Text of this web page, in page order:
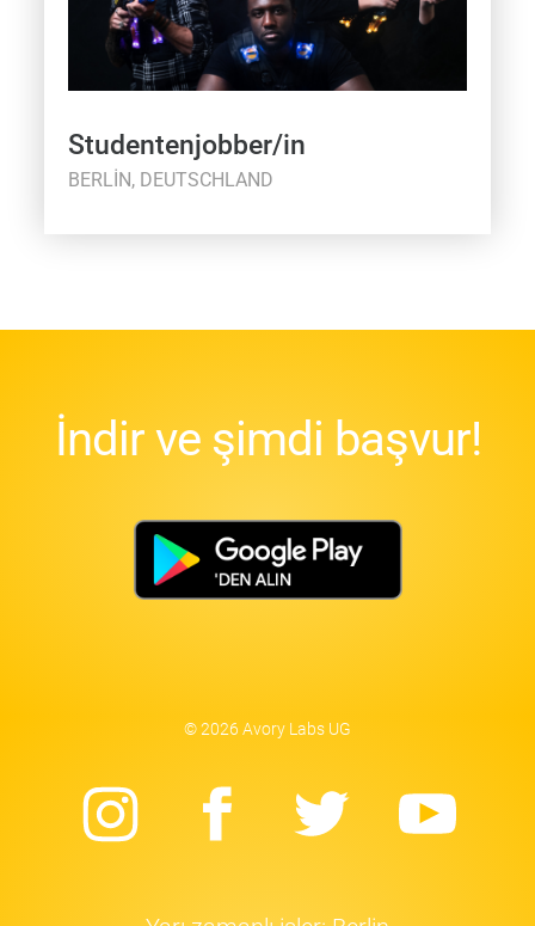
Studentenjobber/in
BERLIN, DEUTSCHLAND
İndir ve şimdi başvur!
© 2026 Avory Labs UG
Instagram
Facebook
Twitter